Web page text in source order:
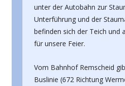
unter der Autobahn zur
Unterführung und der
befinden sich der Teich und
für unsere Feier.
Vom Bahnhof Remscheid
Buslinie (672 Richtung